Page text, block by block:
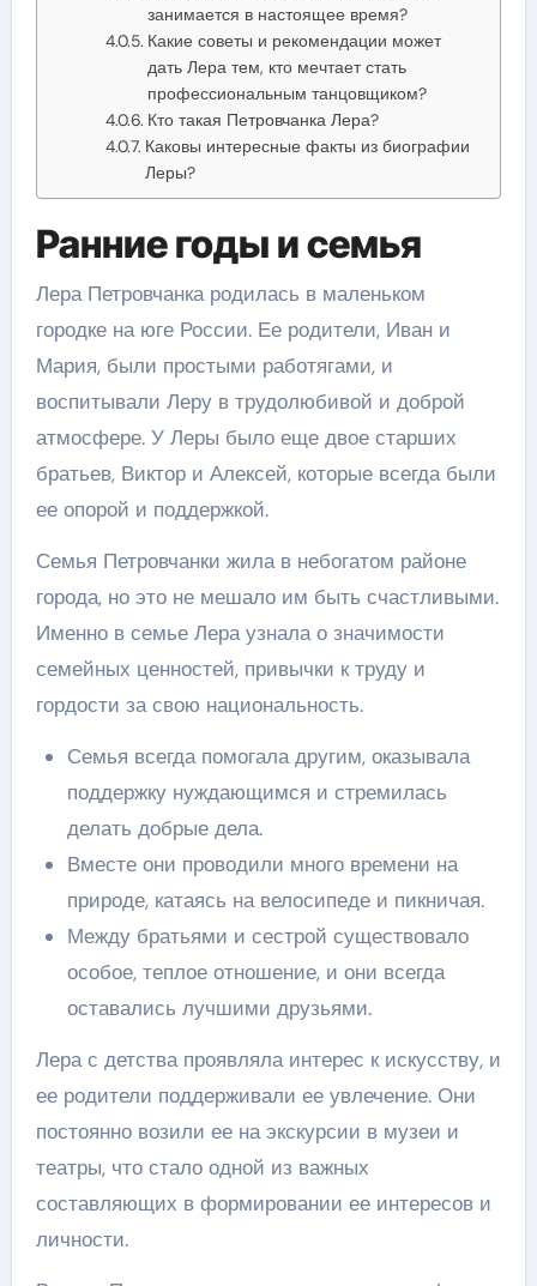
занимается в настоящее время?
Какие советы и рекомендации может
дать Лера тем, кто мечтает стать
профессиональным танцовщиком?
Кто такая Петровчанка Лера?
Каковы интересные факты из биографии
Леры?
Ранние годы и семья
Лера Петровчанка родилась в маленьком
городке на юге России. Ее родители, Иван и
Мария, были простыми работягами, и
воспитывали Леру в трудолюбивой и доброй
атмосфере. У Леры было еще двое старших
братьев, Виктор и Алексей, которые всегда были
ее опорой и поддержкой.
Семья Петровчанки жила в небогатом районе
города, но это не мешало им быть счастливыми.
Именно в семье Лера узнала о значимости
семейных ценностей, привычки к труду и
гордости за свою национальность.
Семья всегда помогала другим, оказывала
поддержку нуждающимся и стремилась
делать добрые дела.
Вместе они проводили много времени на
природе, катаясь на велосипеде и пикничая.
Между братьями и сестрой существовало
особое, теплое отношение, и они всегда
оставались лучшими друзьями.
Лера с детства проявляла интерес к искусству, и
ее родители поддерживали ее увлечение. Они
постоянно возили ее на экскурсии в музеи и
театры, что стало одной из важных
составляющих в формировании ее интересов и
личности.